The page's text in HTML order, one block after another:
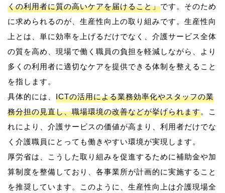
くの利用者に質の高いケアを届けること」です。そのため
に求められるのが、生産性向上の取り組みです。生産性向
上とは、単に効率を上げるだけでなく、介護サービス全体
の質を高め、現場で働く職員の負担を軽減しながら、より
多くの利用者に適切なケアを提供できる体制を整えること
を指します。
具体的には、 ICTの活用による業務効率化やスタッフの業
務分担の見直し、職場環境の改善などが挙げられます。こ
れにより、介護サービスの価値が高まり、利用者だけでな
く介護職員にとっても働きやすい環境が実現します。
厚労省は、こうした取り組みを促進するために補助金や加
算制度を整備しており、各事業所が計画的に実施すること
を推奨しています。このように、生産性向上は介護現場全